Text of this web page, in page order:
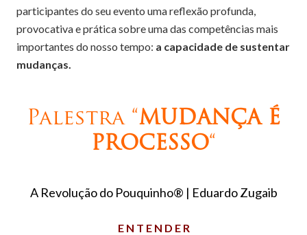
participantes do seu evento uma reflexão profunda,
provocativa e prática sobre uma das competências mais
importantes do nosso tempo: a capacidade de sustentar
mudanças.
Palestra “MUDANÇA É
PROCESSO“
A Revolução do Pouquinho® | Eduardo Zugaib
E N T E N D E R